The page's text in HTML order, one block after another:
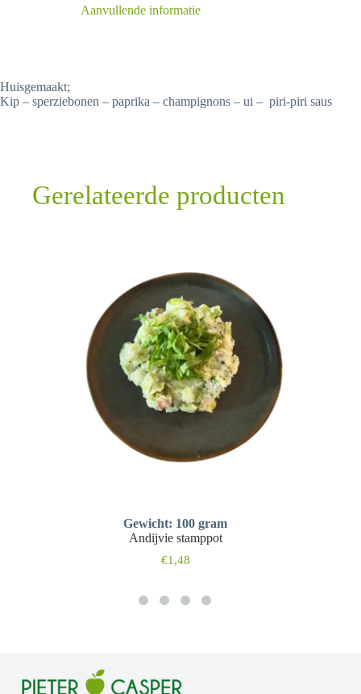
Aanvullende informatie
Huisgemaakt;
Kip – sperziebonen – paprika – champignons – ui – piri-piri saus
Gerelateerde producten
Andijvie stamppot
€1,48
Gewicht: 100 gram